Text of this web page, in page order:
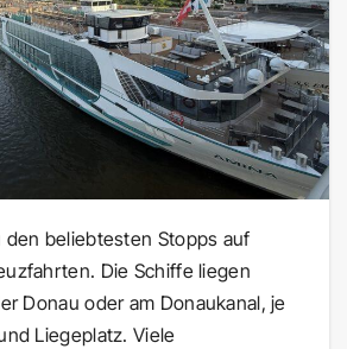
beliebtesten Stopps auf
Die Schiffe liegen
Donau oder am Donaukanal, je
Liegeplatz. Viele